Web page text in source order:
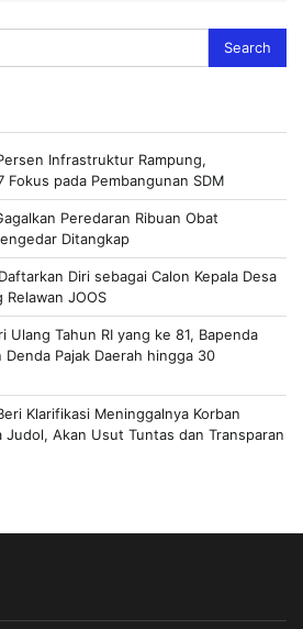
Infrastruktur Rampung,
Fokus pada Pembangunan SDM
Peredaran Ribuan Obat
Ditangkap
Diri sebagai Calon Kepala Desa
JOOS
Ulang Tahun RI yang ke 81, Bapenda
Denda Pajak Daerah hingga 30
Klarifikasi Meninggalnya Korban
Judol, Akan Usut Tuntas dan Transparan